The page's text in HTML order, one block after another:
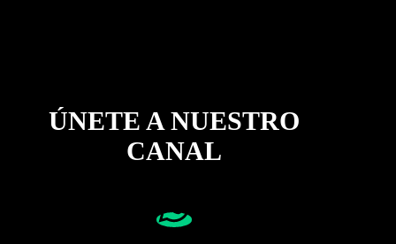
ÚNETE A NUESTRO
CANAL